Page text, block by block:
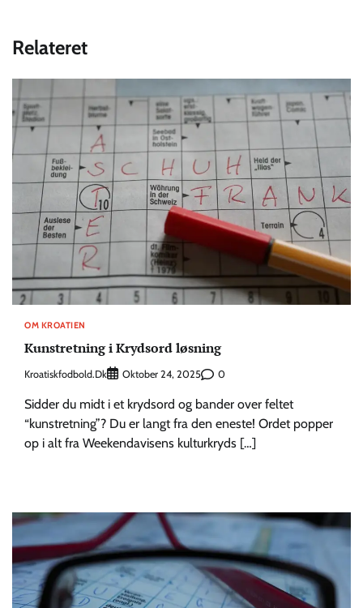
Relateret
OM KROATIEN
Kunstretning i Krydsord løsning
Kroatiskfodbold.dk Oktober 24, 2025 0
Sidder du midt i et krydsord og bander over feltet
“kunstretning”? Du er langt fra den eneste! Ordet popper
op i alt fra Weekendavisens kulturkryds […]